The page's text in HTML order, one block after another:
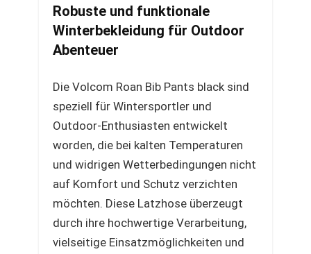
Robuste und funktionale
Winterbekleidung für Outdoor
Abenteuer
Die Volcom Roan Bib Pants black sind
speziell für Wintersportler und
Outdoor-Enthusiasten entwickelt
worden, die bei kalten Temperaturen
und widrigen Wetterbedingungen nicht
auf Komfort und Schutz verzichten
möchten. Diese Latzhose überzeugt
durch ihre hochwertige Verarbeitung,
vielseitige Einsatzmöglichkeiten und